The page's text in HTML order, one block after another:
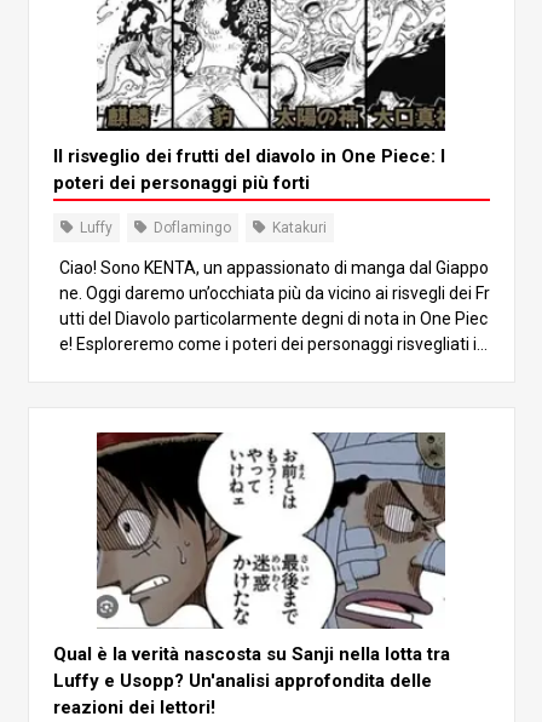
Il risveglio dei frutti del diavolo in One Piece: I
poteri dei personaggi più forti
Luffy Doflamingo Katakuri
Ciao! Sono KENTA, un appassionato di manga dal Giappo
ne. Oggi daremo un’occhiata più da vicino ai risvegli dei Fr
utti del Diavolo particolarmente degni di nota in One Piec
e! Esploreremo come i poteri dei personaggi risvegliati in
Frutto del Diavolo? Il risveglio del Frutto del Diavolo è una
fase speciale in cui l’utente comprende e controlla piena
mente le proprie capacità. Una volta raggiunto questo ris
veglio, l’utente può influenzare gli altri e l’ambiente circo
stante con i propri poteri. Introduzione iniziale e contesto
La prima menzione del risveglio avviene nel capitolo 544,
durante l’arco di Impel Down, dove Barbanera fa riferime
nto al risveglio di un Frutto del Diavolo di tipo Zoan. Gli ut
enti di Zoan risvegliati mostrano una durata e un recuper
o straordinari, superando gli utenti tipici. Più tardi, nel cap
itolo 785 dell’arco di Dressrosa, Donquixote Doflamingo s
Qual è la verità nascosta su Sanji nella lotta tra
Luffy e Usopp? Un'analisi approfondita delle
reazioni dei lettori!